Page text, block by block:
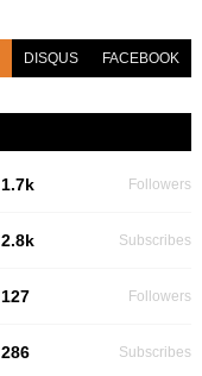
DISQUS FACEBOOK
1.7k Followers
2.8k Subscribes
127 Followers
286 Subscribes